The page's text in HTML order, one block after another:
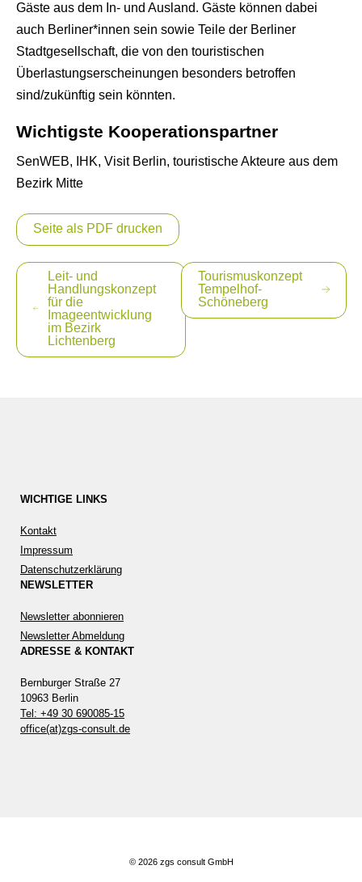
Gäste aus dem In- und Ausland. Gäste können dabei
auch Berliner*innen sein sowie Teile der Berliner
Stadtgesellschaft, die von den touristischen
Überlastungserscheinungen besonders betroffen
sind/zukünftig sein könnten.
Wichtigste Kooperationspartner
SenWEB, IHK, Visit Berlin, touristische Akteure aus dem
Bezirk Mitte
Seite als PDF drucken
Beitragsnavigation
Leit- und
Handlungskonzept
für die
Imageentwicklung
im Bezirk
Lichtenberg
Tourismuskonzept
Tempelhof-
Schöneberg
WICHTIGE LINKS
Kontakt
Impressum
Datenschutzerklärung
NEWSLETTER
Newsletter abonnieren
Newsletter Abmeldung
ADRESSE & KONTAKT
Bernburger Straße 27
10963 Berlin
Tel: +49 30 690085-15
office(at)zgs-consult.de
© 2026 zgs consult GmbH